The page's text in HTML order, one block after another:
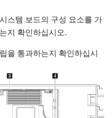
스템 보드의 구성 요소를 가
지 확인하십시오.
을 통과하는지 확인하십시